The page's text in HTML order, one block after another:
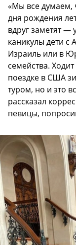
«Мы все думаем,
дня рождения
вдруг заметят —
каникулы дети с
Израиль или в
семейства.
поездке в США
туром, но и это
рассказал
певицы,